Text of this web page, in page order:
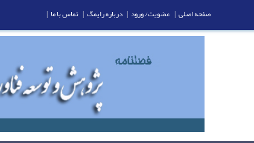
صفحه اصلی | عضویت/ ورود | درباره رایمگ | تماس با ما |